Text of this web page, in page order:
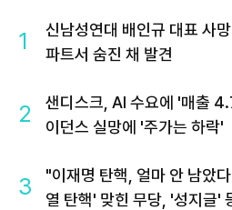
1
신남성연대 배인규 대표 사
파트서 숨진 채 발견
2
샌디스크, AI 수요에 '매출
이던스 실망에 '주가는 하락'
3
"이재명 탄핵, 얼마 안 남았
열 탄핵' 맞힌 무당, '성지글'